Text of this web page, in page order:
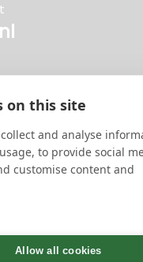
on this site
and analyse
to provide social
customise content and
Allow all cookies
afgelopen 30